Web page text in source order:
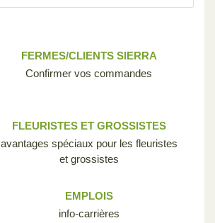
FERMES/CLIENTS SIERRA
Confirmer vos commandes
FLEURISTES ET GROSSISTES
avantages spéciaux pour les fleuristes
et grossistes
EMPLOIS
info-carrières